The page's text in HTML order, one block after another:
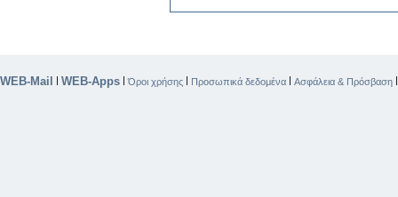
WEB-Mail WEB-Apps |Όροι χρήσης Προσωπικά δεδομένα Ασφάλεια & Πρόσβαση